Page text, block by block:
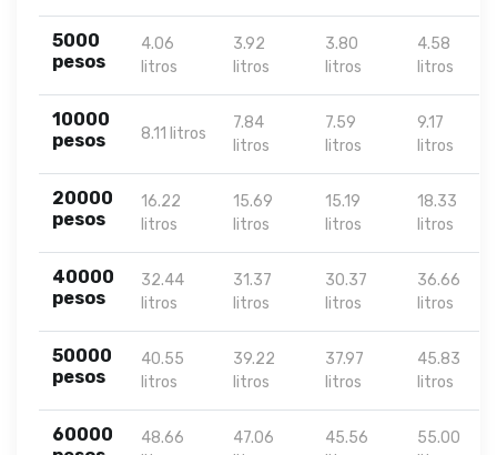
5000
pesos
4.06
litros
3.92
litros
3.80
litros
4.58
litros
10000
pesos
8.11 litros
7.84
litros
7.59
litros
9.17
litros
20000
pesos
16.22
litros
15.69
litros
15.19
litros
18.33
litros
40000
pesos
32.44
litros
31.37
litros
30.37
litros
36.66
litros
50000
pesos
40.55
litros
39.22
litros
37.97
litros
45.83
litros
60000
48.66
47.06
45.56
55.00